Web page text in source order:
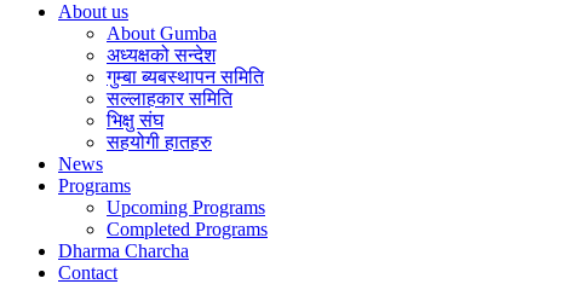
About us
About Gumba
अध्यक्षको सन्देश
गुम्बा ब्यबस्थापन समिति
सल्लाहकार समिति
भिक्षु संघ
सहयोगी हातहरु
News
Programs
Upcoming Programs
Completed Programs
Dharma Charcha
Contact